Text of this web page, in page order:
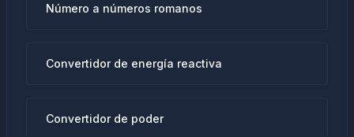
Número a números romanos
Convertidor de energía reactiva
Convertidor de poder